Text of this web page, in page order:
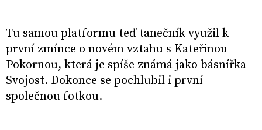
Tu samou platformu teď tanečník využil k
první zmínce o novém vztahu s Kateřinou
Pokornou, která je spíše známá jako básnířka
Svojost. Dokonce se pochlubil i první
společnou fotkou.